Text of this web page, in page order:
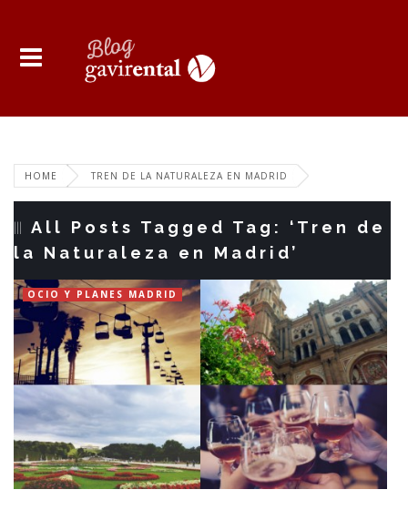
HOME TREN DE LA NATURALEZA EN MADRID
All Posts Tagged Tag: ‘Tren de
la Naturaleza en Madrid’
OCIO Y PLANES MADRID